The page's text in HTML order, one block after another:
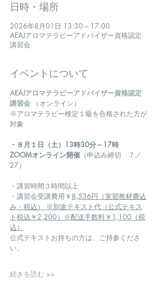
日時・場所
2026年8月01日 13:30 – 17:00
AEAJアロマテラピーアドバイザー資格認定
講習会
イベントについて
AEAJアロマテラピーアドバイザー資格認定
講習会 （オンライン）
※アロマテラピー検定１級を合格された方が
対象
・８月１日（土）13時30分～17時
ZOOMオンライン開催 （申込み締切　７／
27）
・講習時間３時間以上
・講習会受講費用￥ 8,536円（実習教材費込
み・税込） ※別途テキスト代（公式テキス
ト税込￥2,200）※配送手数料￥1,100（税
込）
公式テキストお持ちの方は、ご持参くださ
い。
続きを読む >>